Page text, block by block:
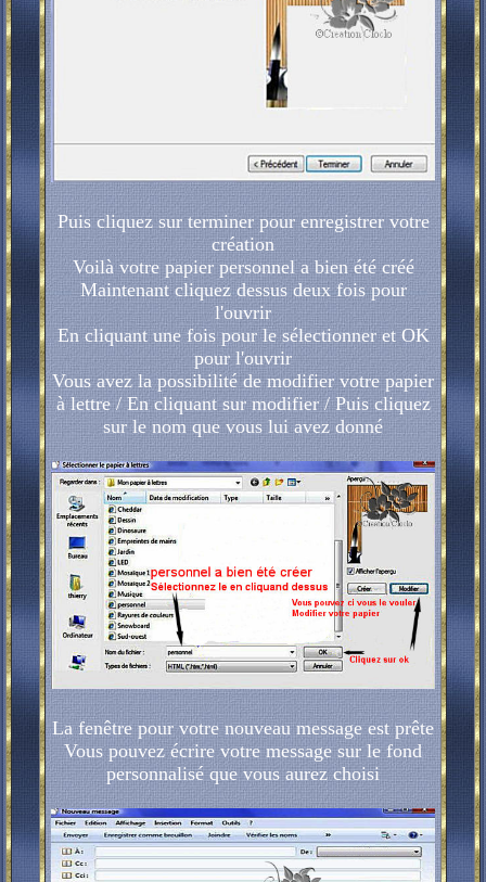
Puis cliquez sur terminer pour enregistrer votre
création
Voilà votre papier personnel a bien été créé
Maintenant cliquez dessus deux fois pour
l'ouvrir
En cliquant une fois pour le sélectionner et OK
pour l'ouvrir
Vous avez la possibilité de modifier votre papier
à lettre / En cliquant sur modifier / Puis cliquez
sur le nom que vous lui avez donné
La fenêtre pour votre nouveau message est prête
Vous pouvez écrire votre message sur le fond
personnalisé que vous aurez choisi